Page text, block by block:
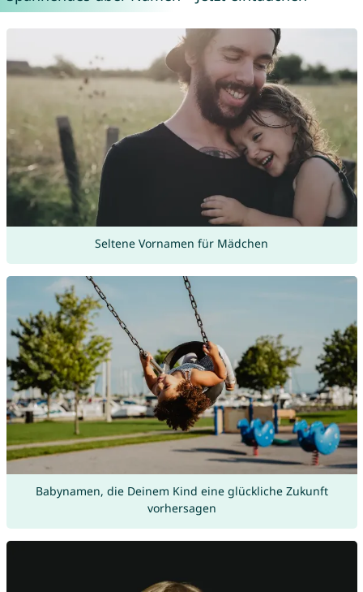
Seltene Vornamen für Mädchen
Babynamen, die Deinem Kind eine glückliche Zukunft
vorhersagen